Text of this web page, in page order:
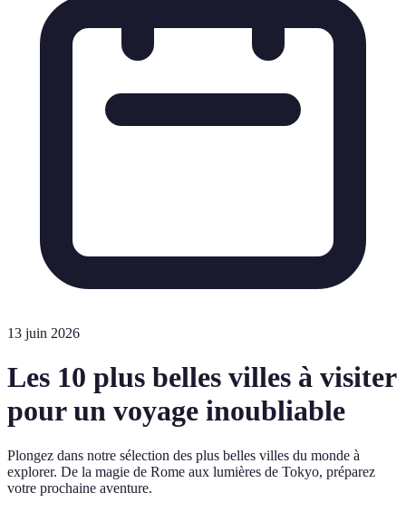
13 juin 2026
Les 10 plus belles villes à visiter
pour un voyage inoubliable
Plongez dans notre sélection des plus belles villes du monde à
explorer. De la magie de Rome aux lumières de Tokyo, préparez
votre prochaine aventure.